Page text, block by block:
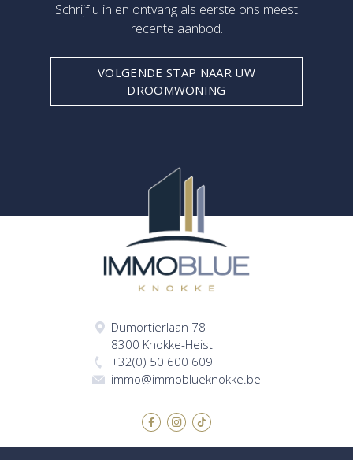
Schrijf u in en ontvang als eerste ons meest
recente aanbod.
VOLGENDE STAP NAAR UW
DROOMWONING
Dumortierlaan 78
8300 Knokke-Heist
+32(0) 50 600 609
immo@immoblueknokke.be